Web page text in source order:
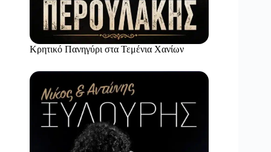
Κρητικό Πανηγύρι στα Τεμένια Χανίων